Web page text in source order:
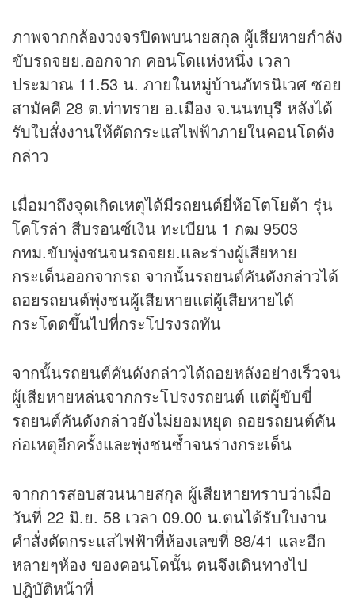
ภาพจากกล้องวงจรปิดพบนายสกุล ผู้เสียหายกำลัง
ขับรถจยย.ออกจาก คอนโดแห่งหนึ่ง เวลา
ประมาณ 11.53 น. ภายในหมู่บ้านภัทรนิเวศ ซอย
สามัคคี 28 ต.ท่าทราย อ.เมือง จ.นนทบุรี หลังได้
รับใบสั่งงานให้ตัดกระแสไฟฟ้าภายในคอนโดดัง
กล่าว
เมื่อมาถึงจุดเกิดเหตุได้มีรถยนต์ยี่ห้อโตโยต้า รุ่น
โคโรล่า สีบรอนซ์เงิน ทะเบียน 1 กฒ 9503
กทม.ขับพุ่งชนจนรถจยย.และร่างผู้เสียหาย
กระเด็นออกจากรถ จากนั้นรถยนต์คันดังกล่าวได้
ถอยรถยนต์พุ่งชนผู้เสียหายแต่ผู้เสียหายได้
กระโดดขึ้นไปที่กระโปรงรถทัน
จากนั้นรถยนต์คันดังกล่าวได้ถอยหลังอย่างเร็วจน
ผู้เสียหายหล่นจากกระโปรงรถยนต์ แต่ผู้ขับขี่
รถยนต์คันดังกล่าวยังไม่ยอมหยุด ถอยรถยนต์คัน
ก่อเหตุอีกครั้งและพุ่งชนซ้ำจนร่างกระเด็น
จากการสอบสวนนายสกุล ผู้เสียหายทราบว่าเมื่อ
วันที่ 22 มิ.ย. 58 เวลา 09.00 น.ตนได้รับใบงาน
คำสั่งตัดกระแสไฟฟ้าที่ห้องเลขที่ 88/41 และอีก
หลายๆห้อง ของคอนโดนั้น ตนจึงเดินทางไป
ปฎิบัติหน้าที่